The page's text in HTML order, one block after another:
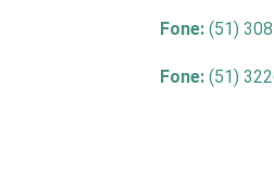
Fone: (51)
Fone: (51)